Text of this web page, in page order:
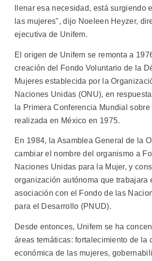
llenar esa necesidad, está surgiendo
las mujeres", dijo Noeleen Heyzer,
ejecutiva de Unifem.
El origen de Unifem se remonta a
creación del Fondo Voluntario de la
Mujeres establecida por la
Naciones Unidas (ONU), en
la Primera Conferencia Mundial sobre
realizada en México en 1975.
En 1984, la Asamblea General de la
cambiar el nombre del organismo a
Naciones Unidas para la Mujer, y
organización autónoma que trabajara
asociación con el Fondo de las
para el Desarrollo (PNUD).
Desde entonces, Unifem se ha
áreas temáticas: fortalecimiento de la
económica de las mujeres,